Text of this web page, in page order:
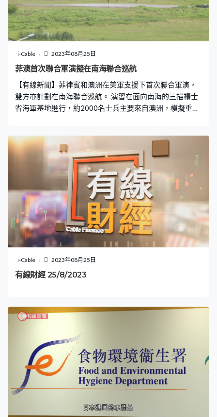
下，當時埃爾莫索同意了。魯維亞萊斯直言自己被偽女權
主義迫害，會對抗到底。 埃爾莫索則發聲明反駁，指相關
對話從無發生過，強調這一吻從來不是自願，並表示感到
自己不被尊重。 約一百名示威者在西班牙足總外，要求魯
維亞萊斯下台。超過80名女足球員，包括奪得世界盃冠軍
的全部23名成員表明，如果魯維亞萊斯繼續擔任足總主
席，將拒絕為國家隊上陣。
i-Cable 2023年08月25日
菲澳首次聯合軍演擬在南海聯合巡航
【有線新聞】菲律賓和澳洲在美軍支援下首次聯合軍演，
雙方亦計劃在南海聯合巡航。 演習在面向南海的三描禮士
省海軍基地進行，約2000名士兵主要來自澳洲，模擬重奪
與。菲律賓總統小馬可斯和澳洲防長馬爾斯在場觀看，小
馬可斯表示區內國家戰略合作非常重要，軍方指演習不是
針對中國，馬爾斯就指演習顯示澳菲致力維護建基於規則
的國際秩序。
i-Cable 2023年08月25日
有線財經 25/8/2023